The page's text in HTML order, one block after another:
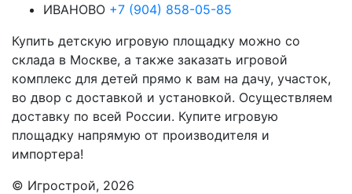
ИВАНОВО +7 (904) 858-05-85
Купить детскую игровую площадку можно со
склада в Москве, а также заказать игровой
комплекс для детей прямо к вам на дачу, участок,
во двор с доставкой и установкой. Осуществляем
доставку по всей России. Купите игровую
площадку напрямую от производителя и
импортера!
© Игрострой, 2026